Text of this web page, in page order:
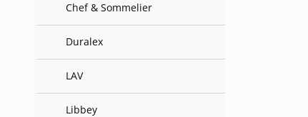
Chef & Sommelier
Duralex
LAV
Libbey